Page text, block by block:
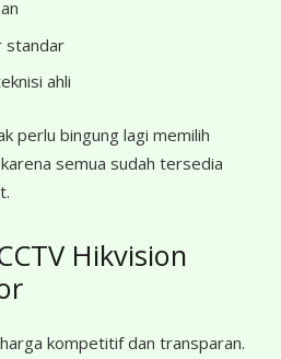
standar
ahli
perlu bingung lagi memilih
semua sudah tersedia
Hikvision
kompetitif dan transparan.